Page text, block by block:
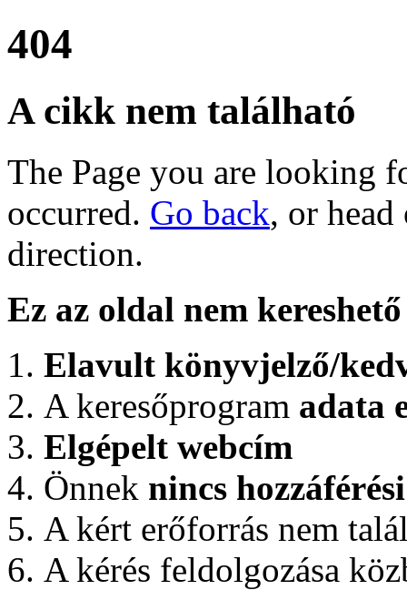
404
A cikk nem található
The Page you are looking
occurred. Go back, or
direction.
Ez az oldal nem
Elavult könyvjelző/
A keresőprogram adata
Elgépelt webcím
Önnek nincs
A kért erőforrás nem
A kérés feldolgozása